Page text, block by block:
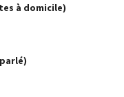
à domicile)